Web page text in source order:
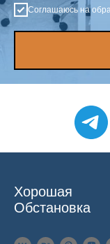
Соглашаюсь на
Хорошая
Обстановка